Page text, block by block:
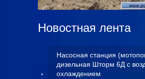
Новостная лента
Насосная станция
дизельная Шторм 6Д с
охлаждением